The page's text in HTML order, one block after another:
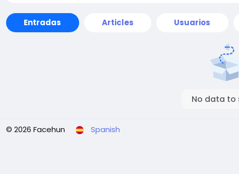
Entradas Articles Usuarios
No data to
© 2026 Facehun Spanish